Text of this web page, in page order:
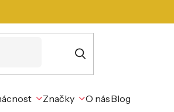
Značky O násBlog